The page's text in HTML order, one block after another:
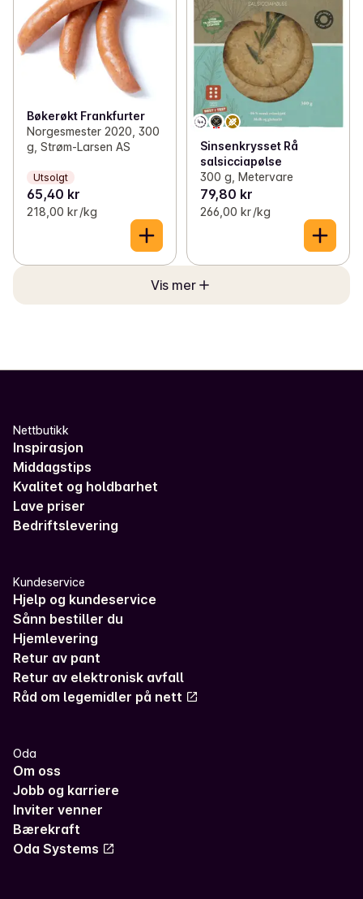
Bøkerøkt Frankfurter
Norgesmester 2020, 300
g, Strøm-Larsen AS
Utsolgt
65,40 kr
218,00 kr /kg
Sinsenkrysset Rå
salsicciapølse
300 g, Metervare
79,80 kr
266,00 kr /kg
Vis mer
Nettbutikk
Inspirasjon
Middagstips
Kvalitet og holdbarhet
Lave priser
Bedriftslevering
Kundeservice
Hjelp og kundeservice
Sånn bestiller du
Hjemlevering
Retur av pant
Retur av elektronisk avfall
Råd om legemidler på nett
Oda
Om oss
Jobb og karriere
Inviter venner
Bærekraft
Oda Systems